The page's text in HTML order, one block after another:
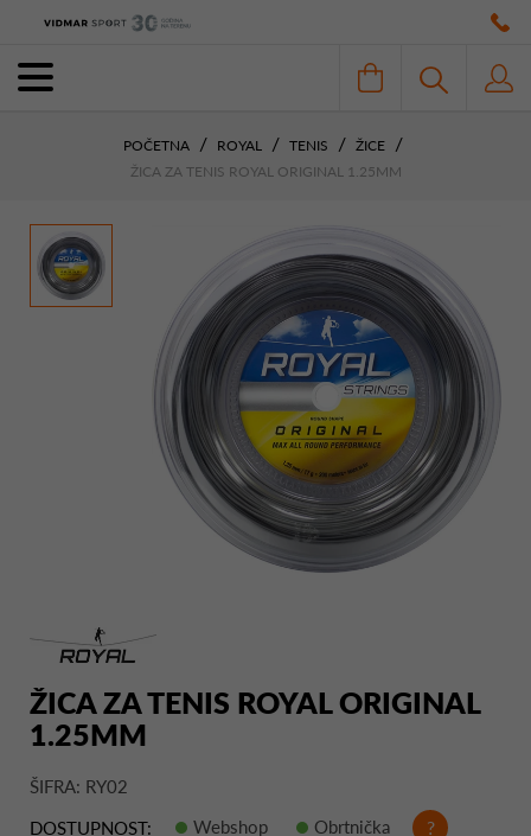
POČETNA ROYAL TENIS
ŽICE
ŽICA ZA TENIS ROYAL ORIGINAL 1.25MM
ŽICA ZA TENIS ROYAL ORIGINAL
1.25MM
ŠIFRA: RY02
DOSTUPNOST:
Webshop Obrtnička ?